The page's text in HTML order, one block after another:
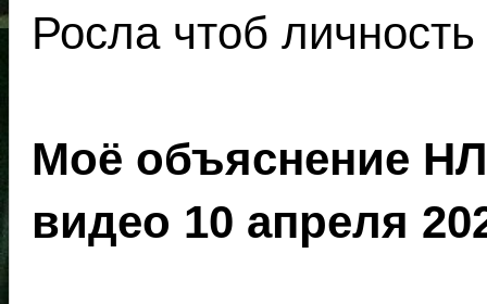
Росла чтоб
Моё объяснение
видео 10 апреля